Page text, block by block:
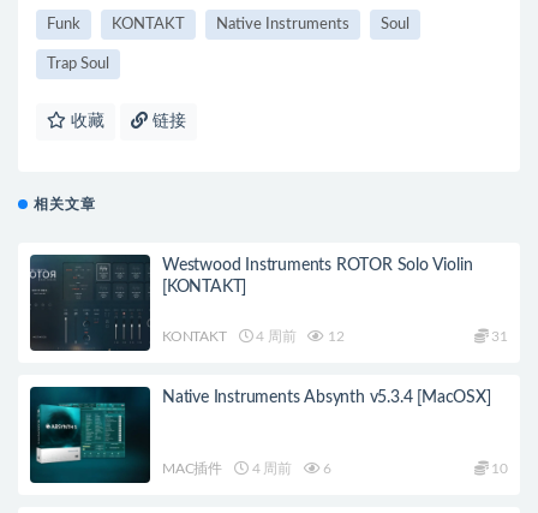
Funk KONTAKT Native Instruments Soul
Trap Soul
收藏 链接
相关文章
Westwood Instruments ROTOR Solo Violin
[KONTAKT]
KONTAKT 4 周前 12 31
Native Instruments Absynth v5.3.4 [MacOSX]
MAC插件 4 周前 6 10